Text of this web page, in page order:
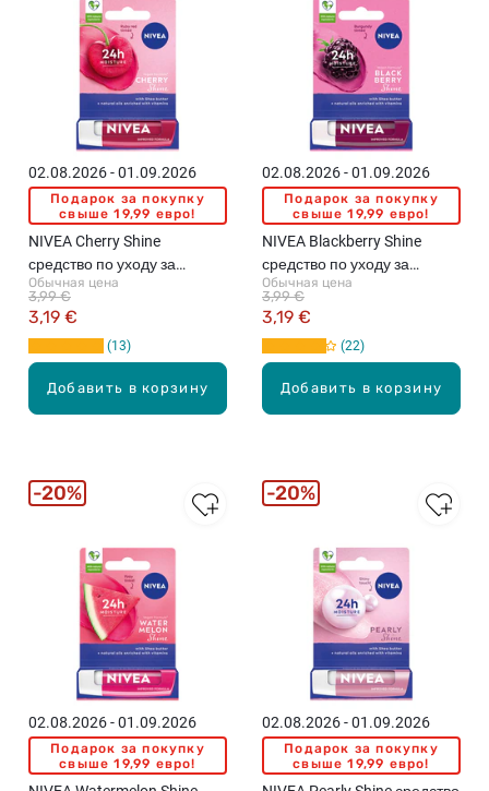
Добавить в корзину
02.08.2026 - 01.09.2026
Подарок за покупку
свыше 19,99 евро!
NIVEA Cherry Shine
средство по уходу за
губами, 4.8г
Обычная цена
3,19 €
3,99 €
13
Добавить в корзину
02.08.2026 - 01.09.2026
Подарок за покупку
свыше 19,99 евро!
NIVEA Blackberry Shine
средство по уходу за
губами, 4.8г
Обычная цена
3,19 €
3,99 €
22
02.08.2026 - 01.09.2026
Подарок за покупку
свыше 19,99 евро!
20%
02.08.2026 - 01.09.2026
Подарок за покупку
свыше 19,99 евро!
20%